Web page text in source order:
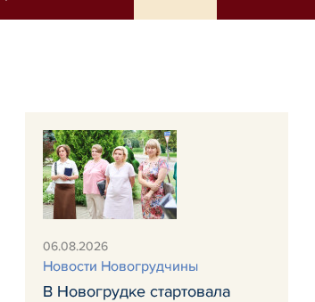
06.08.2026
Новости Новогрудчины
В Новогрудке стартовала